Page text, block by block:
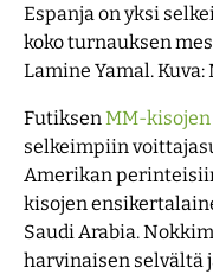
Työkalut
Yleisurheilun EM-
Espanja on yksi
koko turnauksen
Lamine Yamal.
FutiksenMM-kisojen
selkeimpiin
Amerikan
kisojen
Saudi Arabia.
harvinaisen selvältä